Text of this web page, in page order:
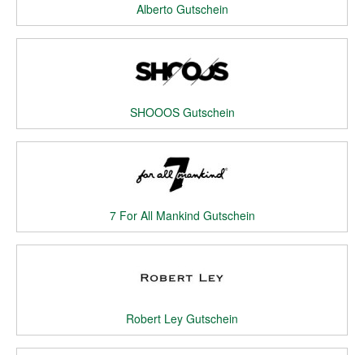
Alberto Gutschein
SHOOOS Gutschein
7 For All Mankind Gutschein
Robert Ley Gutschein